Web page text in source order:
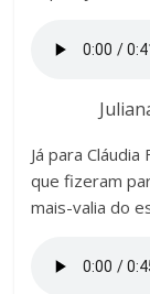
Já para
que fizeram
mais-valia do